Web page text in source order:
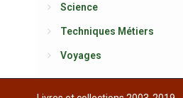
Science
Techniques Métiers
Voyages